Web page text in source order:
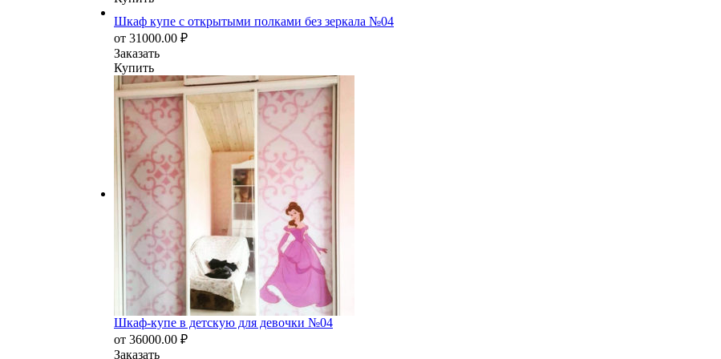
Шкаф купе с открытыми полками без зеркала №04
от 31000.00 ₽
Заказать
Купить
Шкаф-купе в детскую для девочки №04
от 36000.00 ₽
Заказать